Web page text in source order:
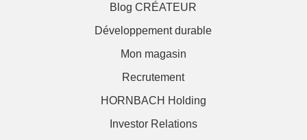
Blog CRÉATEUR
Développement durable
Mon magasin
Recrutement
HORNBACH Holding
Investor Relations